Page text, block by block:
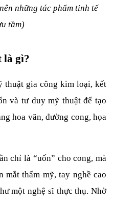
những tác phẩm tinh tế
tầm)
là gì?
thuật gia công kim loại, kết
và tư duy mỹ thuật để tạo
hoa văn, đường cong, họa
chỉ là “uốn” cho cong, mà
thẩm mỹ, tay nghề cao
một nghệ sĩ thực thụ. Nhờ